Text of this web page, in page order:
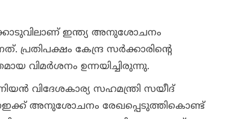
ഇന്ത്യ അനുശോചനം
പ്രതിപക്ഷം കേന്ദ്ര സര്‍ക്കാരിന്റെ
വിമര്‍ശനം ഉന്നയിച്ചിരുന്നു.
വിദേശകാര്യ സഹമന്ത്രി സയീദ്
അനുശോചനം രേഖപ്പെടുത്തികൊണ്ട്